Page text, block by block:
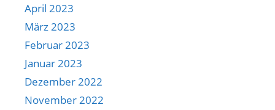
April 2023
März 2023
Februar 2023
Januar 2023
Dezember 2022
November 2022